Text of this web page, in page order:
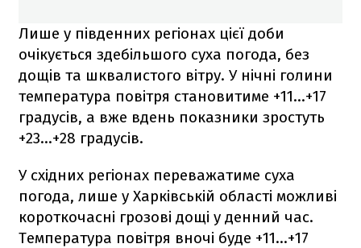
Лише у південних регіонах цієї доби
очікується здебільшого суха погода, без
дощів та шквалистого вітру. У нічні голини
температура повітря становитиме +11...+17
градусів, а вже вдень показники зростуть
+23...+28 градусів.
У східних регіонах переважатиме суха
погода, лише у Харківській області можливі
короткочасні грозові дощі у денний час.
Температура повітря вночі буде +11...+17